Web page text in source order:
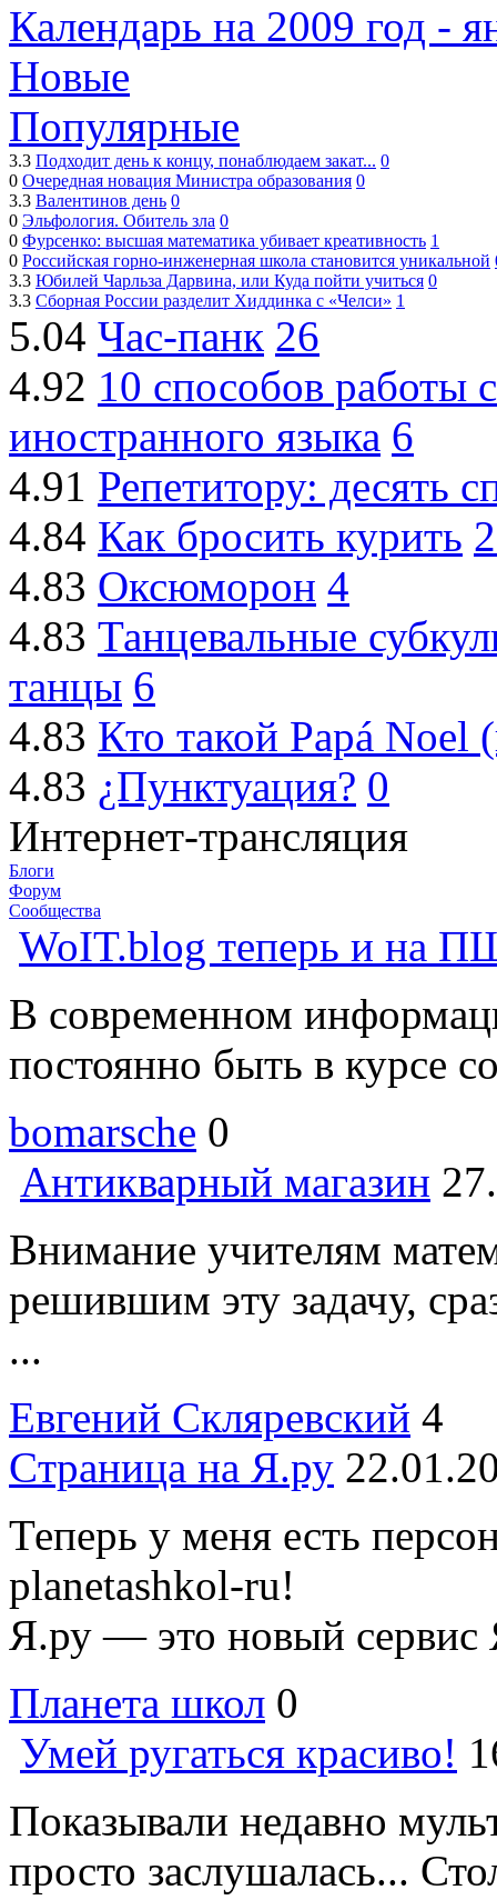
Календарь на 2009 год -
Новые
Популярные
3.3 Подходит день к концу, понаблюдаем закат... 0
0 Очередная новация Министра образования 0
3.3 Валентинов день 0
0 Эльфология. Обитель зла 0
0 Фурсенко: высшая математика убивает креативность 1
0 Российская горно-инженерная школа становится уникальной
3.3 Юбилей Чарльза Дарвина, или Куда пойти учиться 0
3.3 Сборная России разделит Хиддинка с «Челси» 1
5.04 Час-панк 26
4.92 10 способов работы
иностранного языка 6
4.91 Репетитору: десять
4.84 Как бросить курить
4.83 Оксюморон 4
4.83 Танцевальные
танцы 6
4.83 Кто такой Papá Noel
4.83 ¿Пунктуация? 0
Интернет-трансляция
Блоги
Форум
Сообщества
WoIT.blog теперь и на
В современном
постоянно быть в курсе
bomarsche 0
Антикварный магазин
Внимание учителям
решившим эту задачу,
...
Евгений Скляревский 4
Cтраница на Я.ру
Теперь у меня есть
planetashkol-ru!
Я.ру — это новый сервис
Планета школ 0
Умей ругаться красиво!
Показывали недавно
просто заслушалась...